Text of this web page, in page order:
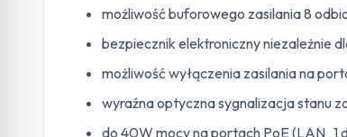
możliwość buforowego zasilania 8
bezpiecznik elektroniczny niezależnie
możliwość wyłączenia zasilania na
wyraźna optyczna sygnalizacja stanu
do 40W mocy na portach PoE (LAN_1